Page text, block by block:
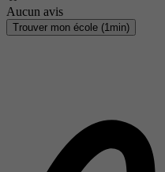
Aucun avis
Trouver mon école (1min)